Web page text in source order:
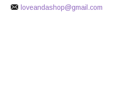
loveandashop@gmail.com